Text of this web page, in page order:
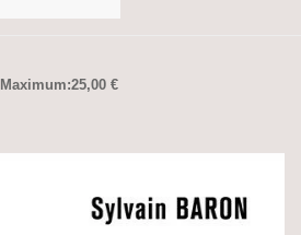
Maximum:25,00 €